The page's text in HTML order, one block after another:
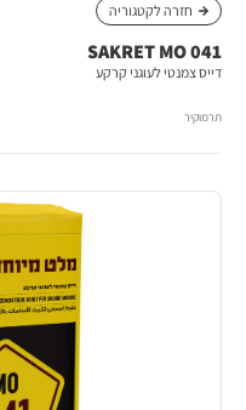
חזרה לקטגוריה
SAKRET MO 041
דייס צמנטי לעוגני קרקע
תרמוקיר